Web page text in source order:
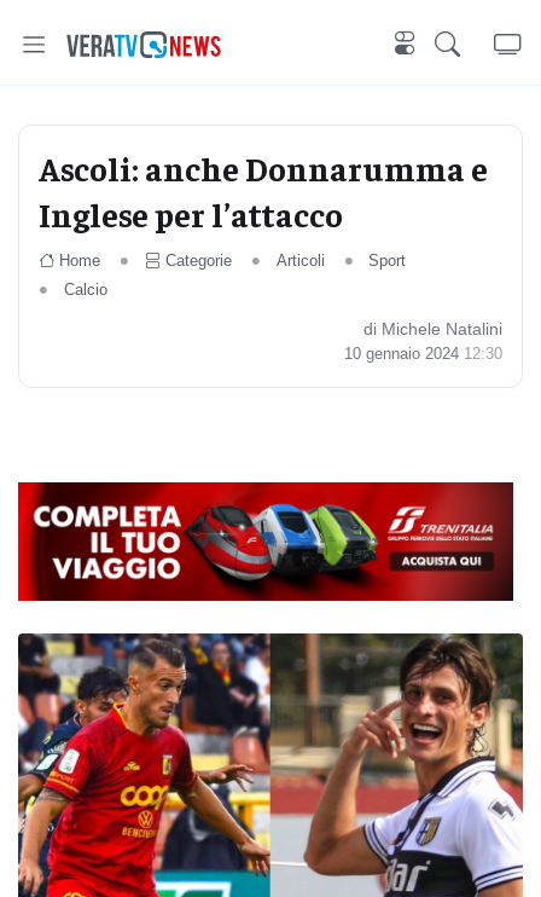
Ascoli: anche Donnarumma e
Inglese per l’attacco
Home Categorie Articoli
Sport
Calcio
di Michele Natalini
10 gennaio 2024 12:30